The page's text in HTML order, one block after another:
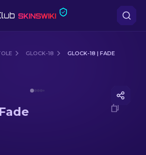
GLOCK-18 GLOCK-18 | FADE